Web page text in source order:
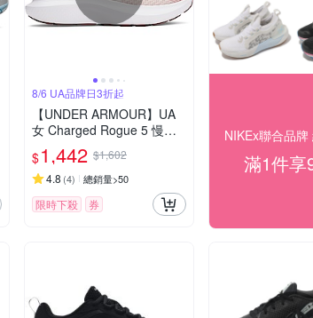
8/6 UA品牌日3折起
【UNDER ARMOUR】UA
女 Charged Rogue 5 慢跑
鞋_3028262-110
$1,442 $1,602
4.8 (4) 總銷量>50
限時下殺 券
NIKEx聯合品
滿1件享